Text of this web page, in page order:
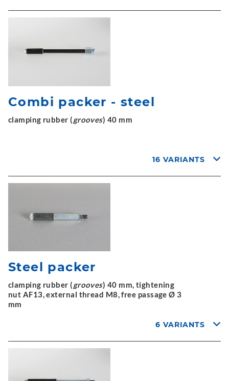
Combi packer - steel
clamping rubber (grooves) 40 mm
16 VARIANTS
Steel packer
clamping rubber (grooves) 40 mm, tightening
nut AF13, external thread M8, free passage Ø 3
mm
6 VARIANTS